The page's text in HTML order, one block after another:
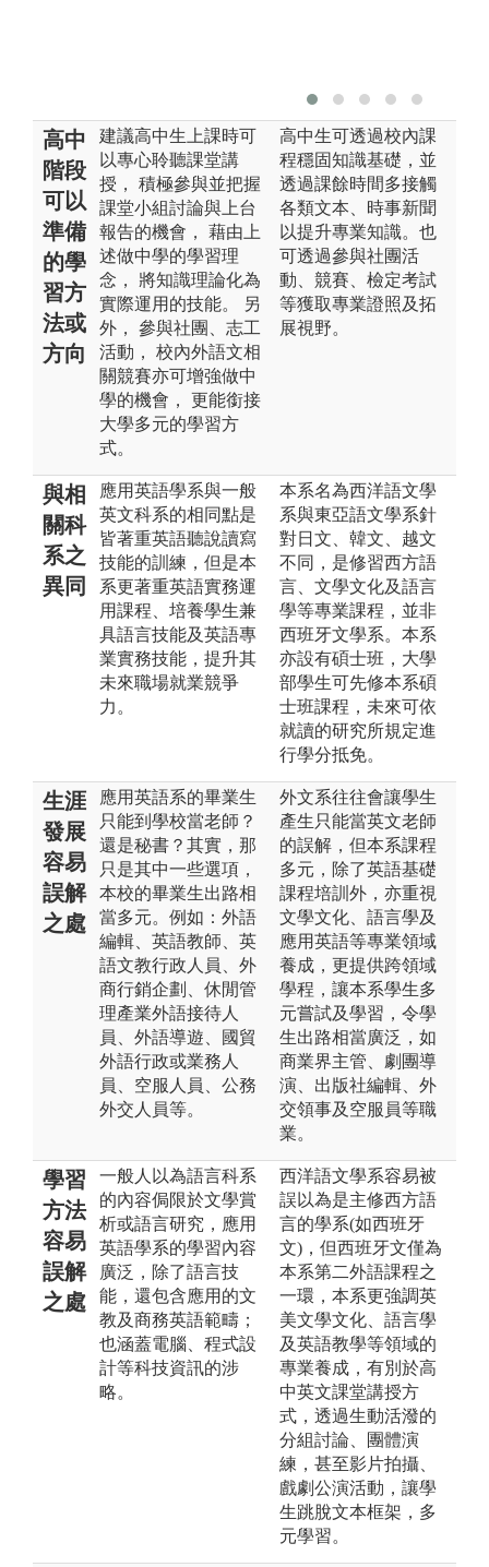
高中
階段
可以
準備
的學
習方
法或
方向
建議高中生上課時可
以專心聆聽課堂講
授， 積極參與並把握
課堂小組討論與上台
報告的機會， 藉由上
述做中學的學習理
念， 將知識理論化為
實際運用的技能。 另
外， 參與社團、志工
活動， 校內外語文相
關競賽亦可增強做中
學的機會， 更能銜接
大學多元的學習方
式。
高中生可透過校內課
程穩固知識基礎，並
透過課餘時間多接觸
各類文本、時事新聞
以提升專業知識。也
可透過參與社團活
動、競賽、檢定考試
等獲取專業證照及拓
展視野。
與相
關科
系之
異同
應用英語學系與一般
英文科系的相同點是
皆著重英語聽說讀寫
技能的訓練，但是本
系更著重英語實務運
用課程、培養學生兼
具語言技能及英語專
業實務技能，提升其
未來職場就業競爭
力。
本系名為西洋語文學
系與東亞語文學系針
對日文、韓文、越文
不同，是修習西方語
言、文學文化及語言
學等專業課程，並非
西班牙文學系。本系
亦設有碩士班，大學
部學生可先修本系碩
士班課程，未來可依
就讀的研究所規定進
行學分抵免。
生涯
發展
容易
誤解
之處
應用英語系的畢業生
只能到學校當老師？
還是秘書？其實，那
只是其中一些選項，
本校的畢業生出路相
當多元。例如：外語
編輯、英語教師、英
語文教行政人員、外
商行銷企劃、休閒管
理產業外語接待人
員、外語導遊、國貿
外語行政或業務人
員、空服人員、公務
外交人員等。
外文系往往會讓學生
產生只能當英文老師
的誤解，但本系課程
多元，除了英語基礎
課程培訓外，亦重視
文學文化、語言學及
應用英語等專業領域
養成，更提供跨領域
學程，讓本系學生多
元嘗試及學習，令學
生出路相當廣泛，如
商業界主管、劇團導
演、出版社編輯、外
交領事及空服員等職
業。
學習
方法
容易
誤解
之處
一般人以為語言科系
的內容侷限於文學賞
析或語言研究，應用
英語學系的學習內容
廣泛，除了語言技
能，還包含應用的文
教及商務英語範疇；
也涵蓋電腦、程式設
計等科技資訊的涉
略。
西洋語文學系容易被
誤以為是主修西方語
言的學系(如西班牙
文)，但西班牙文僅為
本系第二外語課程之
一環，本系更強調英
美文學文化、語言學
及英語教學等領域的
專業養成，有別於高
中英文課堂講授方
式，透過生動活潑的
分組討論、團體演
練，甚至影片拍攝、
戲劇公演活動，讓學
生跳脫文本框架，多
元學習。